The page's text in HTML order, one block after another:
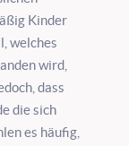
Kinder
welches
wird,
dass
die sich
es häufig,